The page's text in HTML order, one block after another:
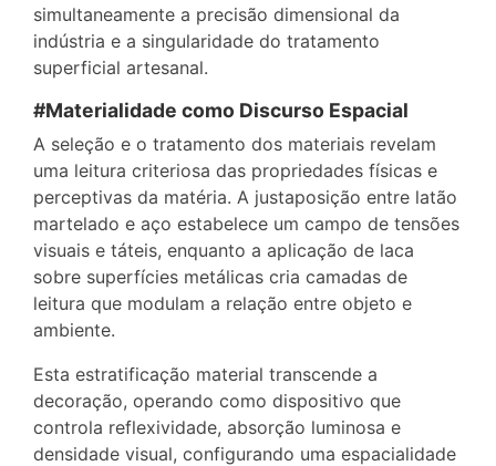
simultaneamente a precisão dimensional da
indústria e a singularidade do tratamento
superficial artesanal.
#Materialidade como Discurso Espacial
A seleção e o tratamento dos materiais revelam
uma leitura criteriosa das propriedades físicas e
perceptivas da matéria. A justaposição entre latão
martelado e aço estabelece um campo de tensões
visuais e táteis, enquanto a aplicação de laca
sobre superfícies metálicas cria camadas de
leitura que modulam a relação entre objeto e
ambiente.
Esta estratificação material transcende a
decoração, operando como dispositivo que
controla reflexividade, absorção luminosa e
densidade visual, configurando uma espacialidade